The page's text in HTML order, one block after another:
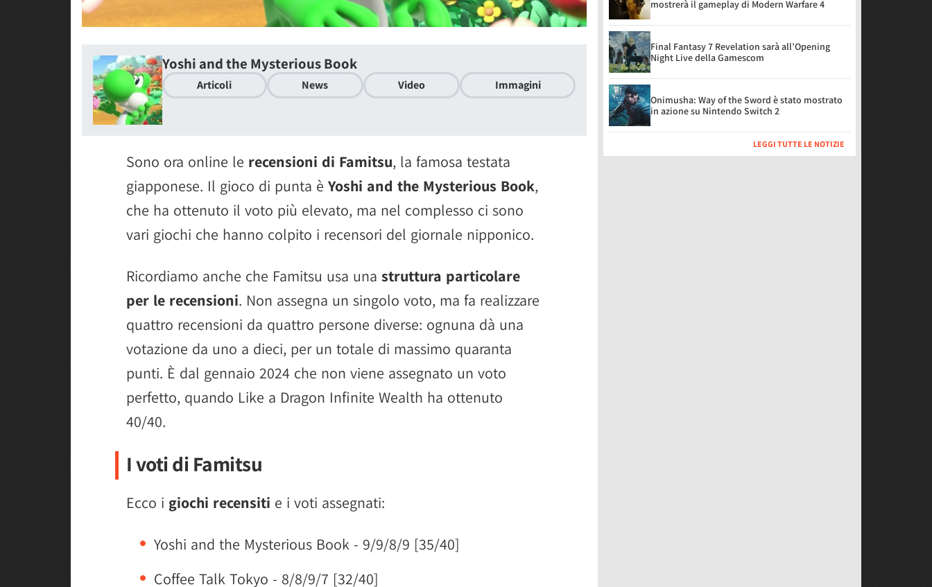
Yoshi and the Mysterious Book
Articoli News Video Immagini
Sono ora online le recensioni di Famitsu, la famosa testata
giapponese. Il gioco di punta è Yoshi and the Mysterious Book,
che ha ottenuto il voto più elevato, ma nel complesso ci sono
vari giochi che hanno colpito i recensori del giornale nipponico.
Ricordiamo anche che Famitsu usa una struttura particolare
per le recensioni. Non assegna un singolo voto, ma fa realizzare
quattro recensioni da quattro persone diverse: ognuna dà una
votazione da uno a dieci, per un totale di massimo quaranta
punti. È dal gennaio 2024 che non viene assegnato un voto
perfetto, quando Like a Dragon Infinite Wealth ha ottenuto
40/40.
I voti di Famitsu
Ecco i giochi recensiti e i voti assegnati:
Yoshi and the Mysterious Book - 9/9/8/9 [35/40]
Coffee Talk Tokyo - 8/8/9/7 [32/40]
mostrerà il gameplay di Modern Warfare 4
Final Fantasy 7 Revelation sarà all’Opening
Night Live della Gamescom
Onimusha: Way of the Sword è stato mostrato
in azione su Nintendo Switch 2
LEGGI TUTTE LE NOTIZIE